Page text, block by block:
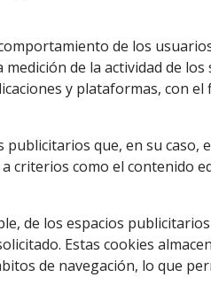
de los
de la actividad de los
y plataformas, con el
publicitarios que, en su caso,
criterios como el contenido
de los espacios
Estas cookies
de navegación, lo que